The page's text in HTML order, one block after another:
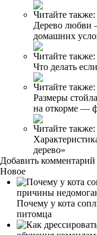
Читайте также:
Дерево любви
домашних
Читайте также:
Что делать
Читайте также:
Размеры
на откорме —
Читайте также:
дерево»
Добавить комментарий
Новое
Почему у кота
питомца